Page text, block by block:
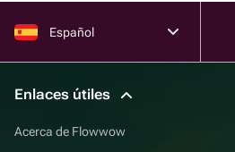
Español
Enlaces útiles
Acerca de Flowwow